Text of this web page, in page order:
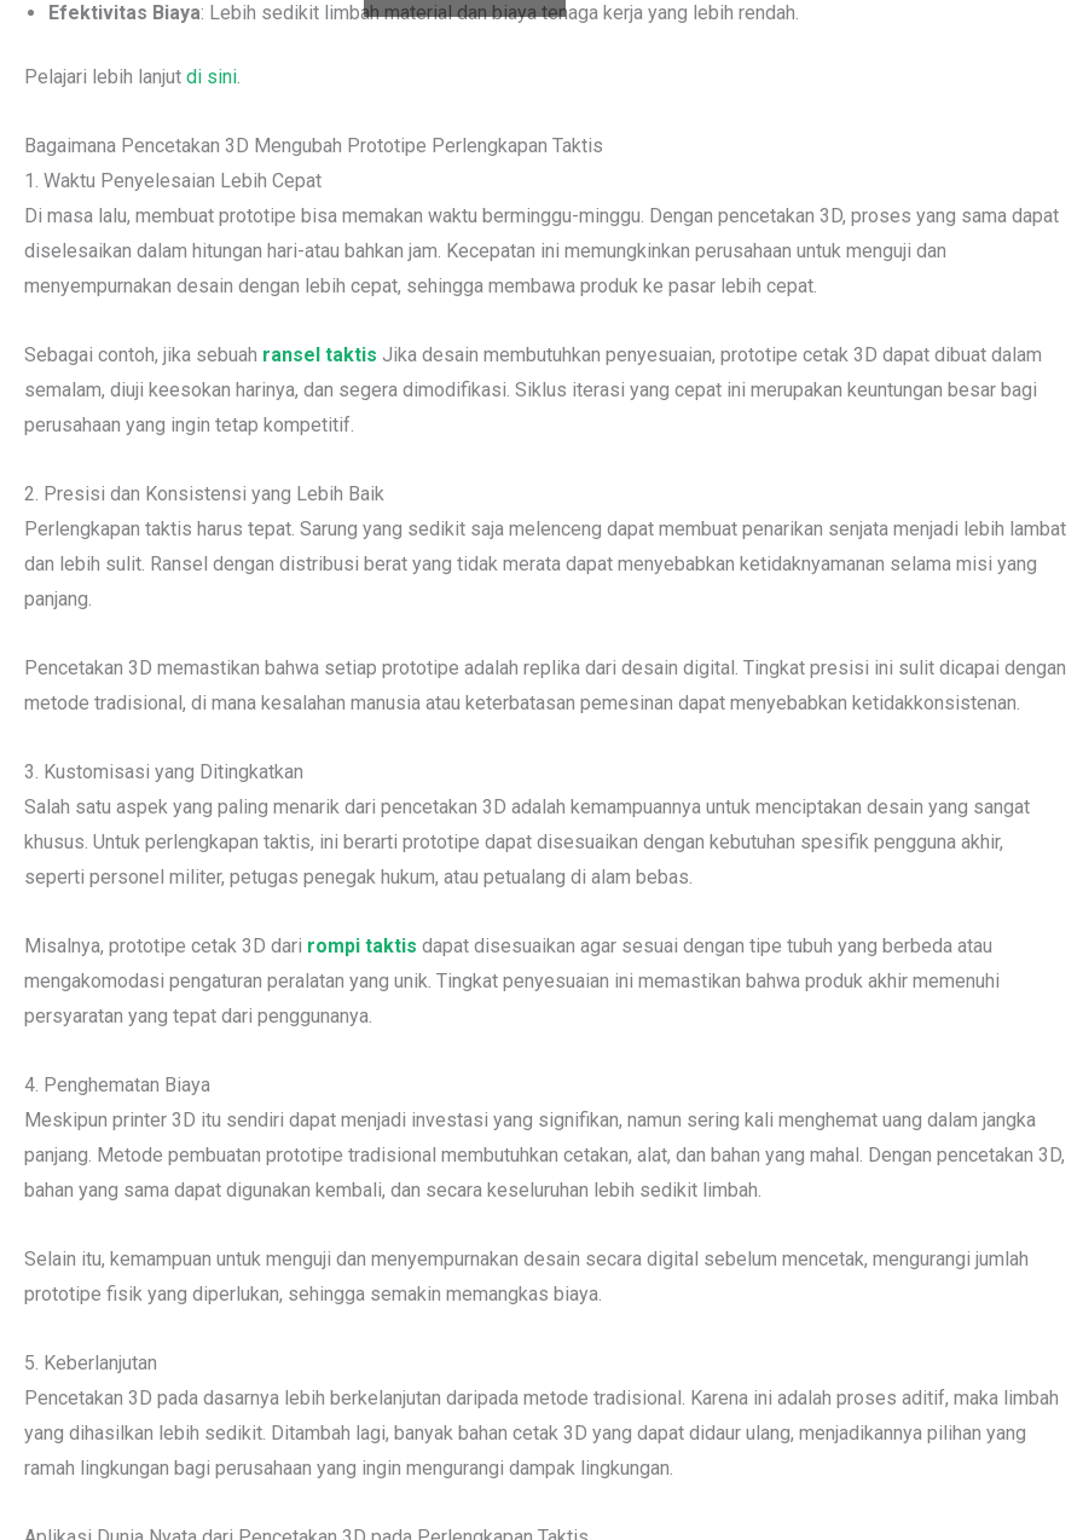
Efektivitas Biaya: Lebih sedikit limbah material dan biaya tenaga kerja yang lebih rendah.
Pelajari lebih lanjut di sini.
Bagaimana Pencetakan 3D Mengubah Prototipe Perlengkapan Taktis
1. Waktu Penyelesaian Lebih Cepat
Di masa lalu, membuat prototipe bisa memakan waktu berminggu-minggu. Dengan pencetakan 3D, proses yang sama dapat
diselesaikan dalam hitungan hari-atau bahkan jam. Kecepatan ini memungkinkan perusahaan untuk menguji dan
menyempurnakan desain dengan lebih cepat, sehingga membawa produk ke pasar lebih cepat.
Sebagai contoh, jika sebuah ransel taktis Jika desain membutuhkan penyesuaian, prototipe cetak 3D dapat dibuat dalam
semalam, diuji keesokan harinya, dan segera dimodifikasi. Siklus iterasi yang cepat ini merupakan keuntungan besar bagi
perusahaan yang ingin tetap kompetitif.
2. Presisi dan Konsistensi yang Lebih Baik
Perlengkapan taktis harus tepat. Sarung yang sedikit saja melenceng dapat membuat penarikan senjata menjadi lebih lambat
dan lebih sulit. Ransel dengan distribusi berat yang tidak merata dapat menyebabkan ketidaknyamanan selama misi yang
panjang.
Pencetakan 3D memastikan bahwa setiap prototipe adalah replika dari desain digital. Tingkat presisi ini sulit dicapai dengan
metode tradisional, di mana kesalahan manusia atau keterbatasan pemesinan dapat menyebabkan ketidakkonsistenan.
3. Kustomisasi yang Ditingkatkan
Salah satu aspek yang paling menarik dari pencetakan 3D adalah kemampuannya untuk menciptakan desain yang sangat
khusus. Untuk perlengkapan taktis, ini berarti prototipe dapat disesuaikan dengan kebutuhan spesifik pengguna akhir,
seperti personel militer, petugas penegak hukum, atau petualang di alam bebas.
Misalnya, prototipe cetak 3D dari rompi taktis dapat disesuaikan agar sesuai dengan tipe tubuh yang berbeda atau
mengakomodasi pengaturan peralatan yang unik. Tingkat penyesuaian ini memastikan bahwa produk akhir memenuhi
persyaratan yang tepat dari penggunanya.
4. Penghematan Biaya
Meskipun printer 3D itu sendiri dapat menjadi investasi yang signifikan, namun sering kali menghemat uang dalam jangka
panjang. Metode pembuatan prototipe tradisional membutuhkan cetakan, alat, dan bahan yang mahal. Dengan pencetakan 3D,
bahan yang sama dapat digunakan kembali, dan secara keseluruhan lebih sedikit limbah.
Selain itu, kemampuan untuk menguji dan menyempurnakan desain secara digital sebelum mencetak, mengurangi jumlah
prototipe fisik yang diperlukan, sehingga semakin memangkas biaya.
5. Keberlanjutan
Pencetakan 3D pada dasarnya lebih berkelanjutan daripada metode tradisional. Karena ini adalah proses aditif, maka limbah
yang dihasilkan lebih sedikit. Ditambah lagi, banyak bahan cetak 3D yang dapat didaur ulang, menjadikannya pilihan yang
ramah lingkungan bagi perusahaan yang ingin mengurangi dampak lingkungan.